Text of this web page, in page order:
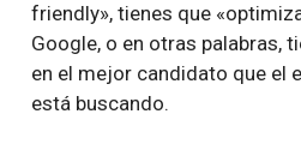
friendly», tienes que
Google, o en otras palabras,
en el mejor candidato que el
está buscando.